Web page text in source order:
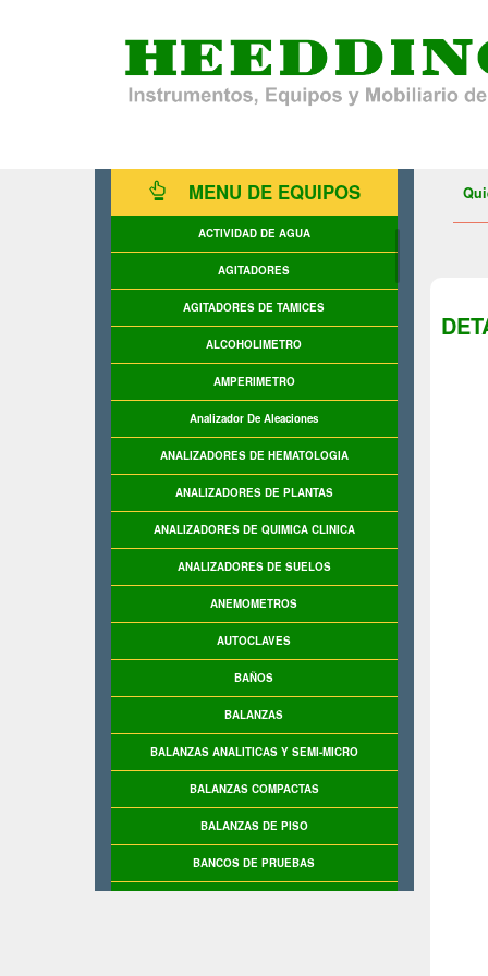
MENU DE EQUIPOS
ACTIVIDAD DE AGUA
AGITADORES
AGITADORES DE TAMICES
ALCOHOLIMETRO
AMPERIMETRO
Analizador De Aleaciones
ANALIZADORES DE HEMATOLOGIA
ANALIZADORES DE PLANTAS
ANALIZADORES DE QUIMICA CLINICA
ANALIZADORES DE SUELOS
ANEMOMETROS
AUTOCLAVES
BAÑOS
BALANZAS
BALANZAS ANALITICAS Y SEMI-MICRO
BALANZAS COMPACTAS
BALANZAS DE PISO
BANCOS DE PRUEBAS